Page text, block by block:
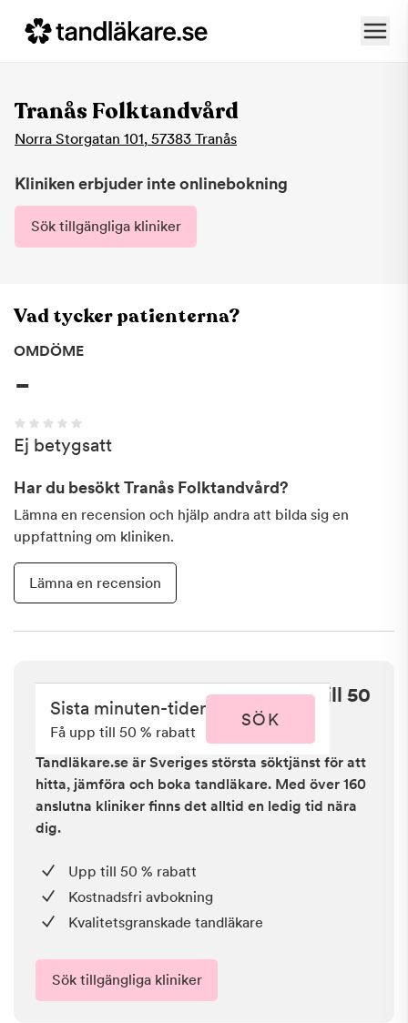
Tranås Folktandvård
Norra Storgatan 101, 57383 Tranås
Kliniken erbjuder inte onlinebokning
Sök tillgängliga kliniker
Vad tycker patienterna?
OMDÖME
-
Ej betygsatt
Har du besöktTranås Folktandvård?
Lämna en recension och hjälp andra att bilda sig en
uppfattning om kliniken.
Lämna en recension
Sista minuten i Tranås - få upp till 50
% rabatt
Tandläkare.se är Sveriges största söktjänst för att
hitta, jämföra och boka tandläkare. Med över 160
anslutna kliniker finns det alltid en ledig tid nära
dig.
Upp till 50 % rabatt
Kostnadsfri avbokning
Kvalitetsgranskade tandläkare
Sök tillgängliga kliniker
Sista minuten-tider
Få upp till 50 % rabatt
SÖK